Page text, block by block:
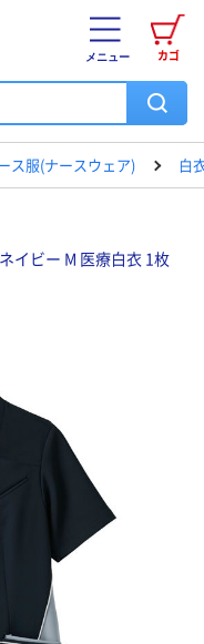
カゴ
メニュー
ス服(ナースウェア) 白
イビー M 医療白衣 1枚